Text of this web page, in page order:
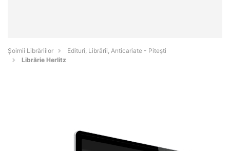
Șoimii Librăriilor
Edituri, Librării, Anticariate - Piteşti
Librărie Herlitz